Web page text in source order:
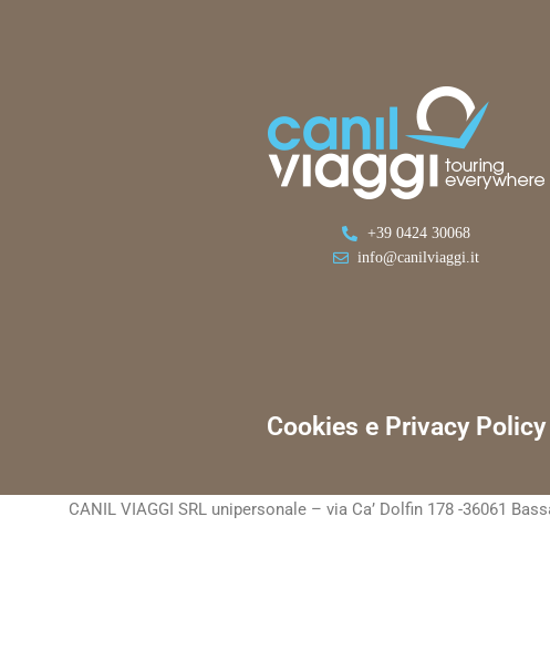
+39 0424 30068
info@canilviaggi.it
Cookies e Privacy Policy
CANIL VIAGGI SRL unipersonale – via Ca’ Dolfin 178 -36061